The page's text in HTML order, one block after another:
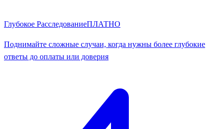
Глубокое РасследованиеПЛАТНО
Поднимайте сложные случаи, когда нужны более глубокие
ответы до оплаты или доверия